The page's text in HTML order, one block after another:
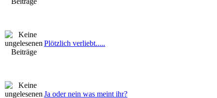
Plötzlich verliebt.....
Ja oder nein was meint ihr?